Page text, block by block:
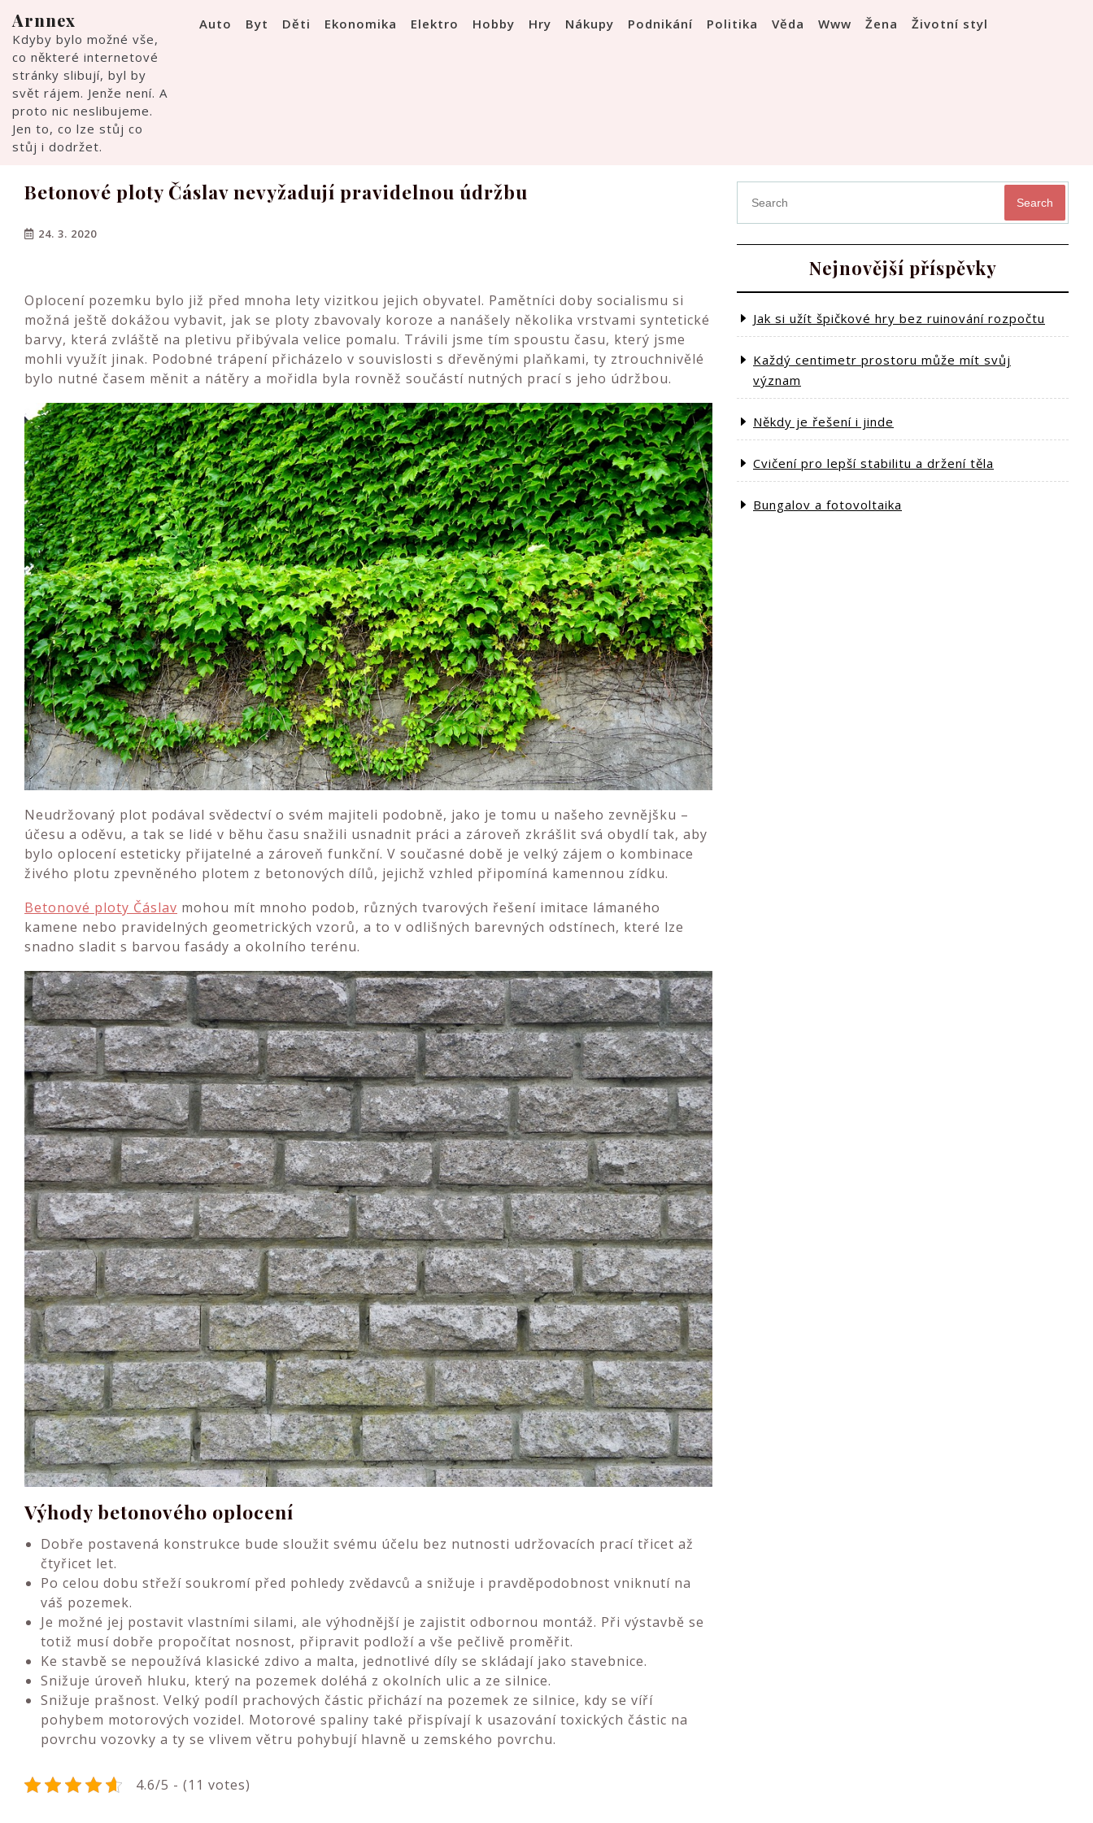
to
content
Arnnex
Kdyby bylo možné vše,
co některé internetové
stránky slibují, byl by
svět rájem. Jenže není. A
proto nic neslibujeme.
Jen to, co lze stůj co
stůj i dodržet.
Auto Byt Děti Ekonomika Elektro Hobby Hry Nákupy Podnikání Politika Věda Www Žena Životní styl
Betonové ploty Čáslav nevyžadují pravidelnou údržbu
24. 3. 2020
Oplocení pozemku bylo již před mnoha lety vizitkou jejich obyvatel. Pamětníci doby socialismu si
možná ještě dokážou vybavit, jak se ploty zbavovaly koroze a nanášely několika vrstvami syntetické
barvy, která zvláště na pletivu přibývala velice pomalu. Trávili jsme tím spoustu času, který jsme
mohli využít jinak. Podobné trápení přicházelo v souvislosti s dřevěnými plaňkami, ty ztrouchnivělé
bylo nutné časem měnit a nátěry a mořidla byla rovněž součástí nutných prací s jeho údržbou.
Neudržovaný plot podával svědectví o svém majiteli podobně, jako je tomu u našeho zevnějšku –
účesu a oděvu, a tak se lidé v běhu času snažili usnadnit práci a zároveň zkrášlit svá obydlí tak, aby
bylo oplocení esteticky přijatelné a zároveň funkční. V současné době je velký zájem o kombinace
živého plotu zpevněného plotem z betonových dílů, jejichž vzhled připomíná kamennou zídku.
Betonové ploty Čáslav mohou mít mnoho podob, různých tvarových řešení imitace lámaného
kamene nebo pravidelných geometrických vzorů, a to v odlišných barevných odstínech, které lze
snadno sladit s barvou fasády a okolního terénu.
Výhody betonového oplocení
Dobře postavená konstrukce bude sloužit svému účelu bez nutnosti udržovacích prací třicet až
čtyřicet let.
Po celou dobu střeží soukromí před pohledy zvědavců a snižuje i pravděpodobnost vniknutí na
váš pozemek.
Je možné jej postavit vlastními silami, ale výhodnější je zajistit odbornou montáž. Při výstavbě se
totiž musí dobře propočítat nosnost, připravit podloží a vše pečlivě proměřit.
Ke stavbě se nepoužívá klasické zdivo a malta, jednotlivé díly se skládají jako stavebnice.
Snižuje úroveň hluku, který na pozemek doléhá z okolních ulic a ze silnice.
Snižuje prašnost. Velký podíl prachových částic přichází na pozemek ze silnice, kdy se víří
pohybem motorových vozidel. Motorové spaliny také přispívají k usazování toxických částic na
povrchu vozovky a ty se vlivem větru pohybují hlavně u zemského povrchu.
4.6/5 - (11 votes)
Search
Nejnovější příspěvky
Jak si užít špičkové hry bez ruinování rozpočtu
Každý centimetr prostoru může mít svůj
význam
Někdy je řešení i jinde
Cvičení pro lepší stabilitu a držení těla
Bungalov a fotovoltaika